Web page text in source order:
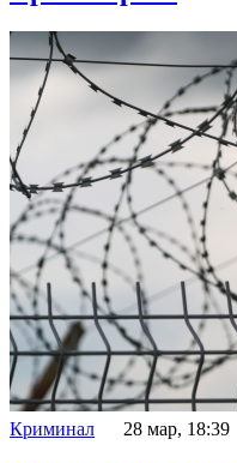
Криминал 28 мар, 18:39